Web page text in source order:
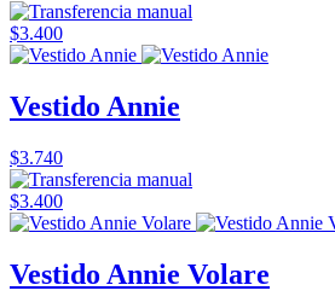
$3.400
Vestido Annie
$3.740
$3.400
Vestido Annie Volare